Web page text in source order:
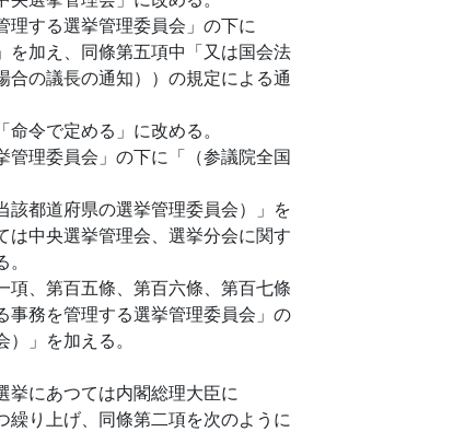
理する選挙管理委員会」の下に
を加え、同條第五項中「又は国会法
合の議長の通知））の規定による通
令で定める」に改める。
理委員会」の下に「（参議院全国
都道府県の選挙管理委員会）」を
は中央選挙管理会、選挙分会に関す
、第百五條、第百六條、第百七條
事務を管理する選挙管理委員会」の
」を加える。
挙にあつては内閣総理大臣に
り上げ、同條第二項を次のように